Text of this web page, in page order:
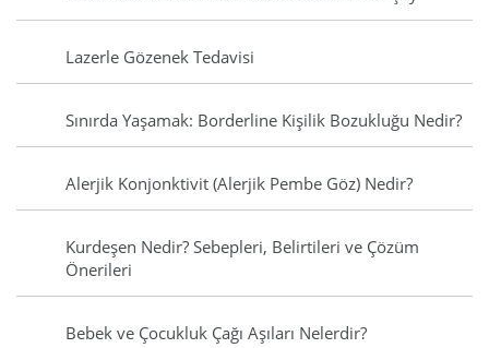
Lazerle Gözenek Tedavisi
Sınırda Yaşamak: Borderline Kişilik Bozukluğu Nedir?
Alerjik Konjonktivit (Alerjik Pembe Göz) Nedir?
Kurdeşen Nedir? Sebepleri, Belirtileri ve Çözüm
Önerileri
Bebek ve Çocukluk Çağı Aşıları Nelerdir?